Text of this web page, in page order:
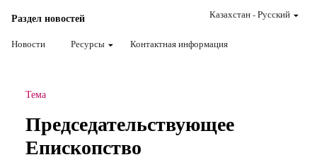
Раздел новостей
Новости Ресурсы Контактная информация
Казахстан-Pусский
Тема
Председательствующее
Епископство